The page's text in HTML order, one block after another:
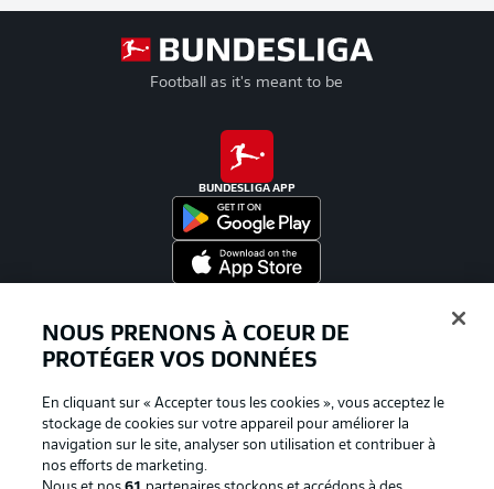
Football as it's meant to be
BUNDESLIGA APP
NOUS PRENONS À COEUR DE
PROTÉGER VOS DONNÉES
En cliquant sur « Accepter tous les cookies », vous acceptez le
stockage de cookies sur votre appareil pour améliorer la
navigation sur le site, analyser son utilisation et contribuer à
nos efforts de marketing.